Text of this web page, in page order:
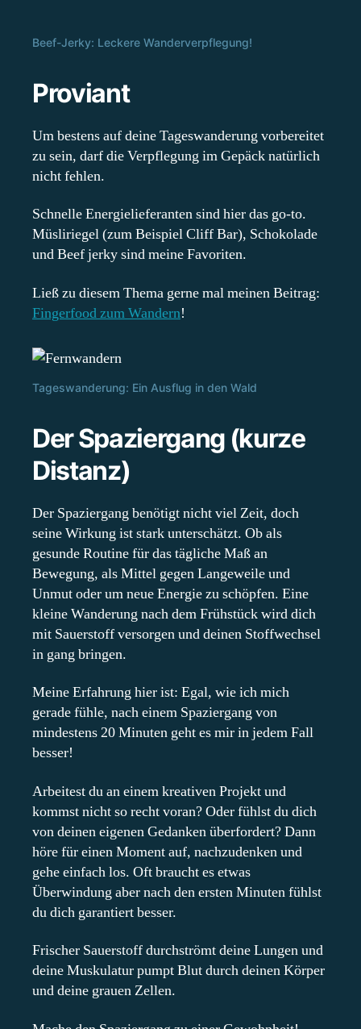
Beef-Jerky: Leckere Wanderverpflegung!
Proviant
Um bestens auf deine Tageswanderung vorbereitet
zu sein, darf die Verpflegung im Gepäck natürlich
nicht fehlen.
Schnelle Energielieferanten sind hier das go-to.
Müsliriegel (zum Beispiel Cliff Bar), Schokolade
und Beef jerky sind meine Favoriten.
Ließ zu diesem Thema gerne mal meinen Beitrag:
Fingerfood zum Wandern!
Tageswanderung: Ein Ausflug in den Wald
Der Spaziergang (kurze
Distanz)
Der Spaziergang benötigt nicht viel Zeit, doch
seine Wirkung ist stark unterschätzt. Ob als
gesunde Routine für das tägliche Maß an
Bewegung, als Mittel gegen Langeweile und
Unmut oder um neue Energie zu schöpfen. Eine
kleine Wanderung nach dem Frühstück wird dich
mit Sauerstoff versorgen und deinen Stoffwechsel
in gang bringen.
Meine Erfahrung hier ist: Egal, wie ich mich
gerade fühle, nach einem Spaziergang von
mindestens 20 Minuten geht es mir in jedem Fall
besser!
Arbeitest du an einem kreativen Projekt und
kommst nicht so recht voran? Oder fühlst du dich
von deinen eigenen Gedanken überfordert? Dann
höre für einen Moment auf, nachzudenken und
gehe einfach los. Oft braucht es etwas
Überwindung aber nach den ersten Minuten fühlst
du dich garantiert besser.
Frischer Sauerstoff durchströmt deine Lungen und
deine Muskulatur pumpt Blut durch deinen Körper
und deine grauen Zellen.